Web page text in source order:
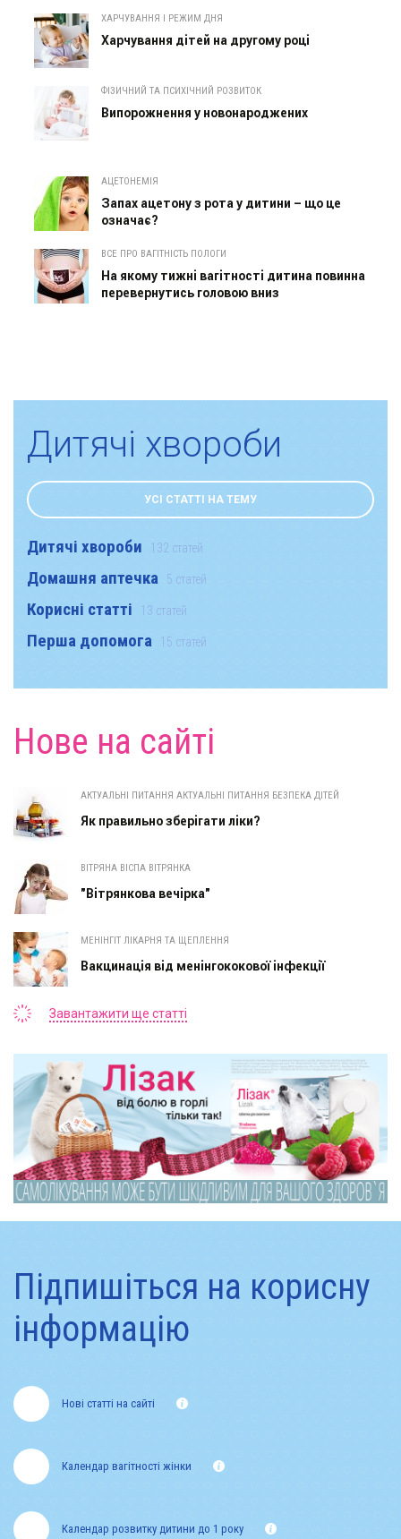
ХАРЧУВАННЯ І РЕЖИМ ДНЯ
Харчування дітей на другому році
ФІЗИЧНИЙ ТА ПСИХІЧНИЙ РОЗВИТОК
Випорожнення у новонароджених
АЦЕТОНЕМІЯ
Запах ацетону з рота у дитини – що це
означає?
ВСЕ ПРО ВАГІТНІСТЬ ПОЛОГИ
На якому тижні вагітності дитина повинна
перевернутись головою вниз
Дитячі хвороби
УСІ СТАТТІ НА ТЕМУ
Дитячі хвороби 132 статей
Домашня аптечка 5 статей
Корисні статті 13 статей
Перша допомога 15 статей
Нове на сайті
АКТУАЛЬНІ ПИТАННЯ АКТУАЛЬНІ ПИТАННЯ БЕЗПЕКА ДІТЕЙ
Як правильно зберігати ліки?
ВІТРЯНА ВІСПА ВІТРЯНКА
"Вітрянкова вечірка"
МЕНІНГІТ ЛІКАРНЯ ТА ЩЕПЛЕННЯ
Вакцинація від менінгококової інфекції
Завантажити ще статті
Підпишіться на корисну
інформацію
Нові статті на сайті
Календар розвитку дитини до 1 року
Календар вагітності жінки